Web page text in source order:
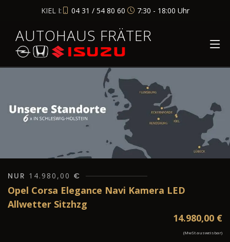
KIEL I: 04 31 / 54 80 60 7:30 - 18:00 Uhr
AUTOHAUS FRÄTER
NUR 14.980,00 €
Opel Corsa Elegance Navi Kamera LED
Allwetter Sitzhzg
14.980,00 €
(MwSt ausweisbar)